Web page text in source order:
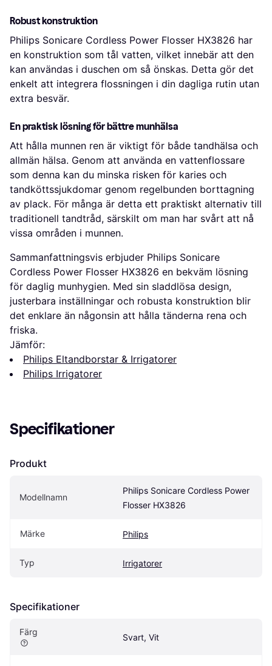
Robust konstruktion
Philips Sonicare Cordless Power Flosser HX3826 har
en konstruktion som tål vatten, vilket innebär att den
kan användas i duschen om så önskas. Detta gör det
enkelt att integrera flossningen i din dagliga rutin utan
extra besvär.
En praktisk lösning för bättre munhälsa
Att hålla munnen ren är viktigt för både tandhälsa och
allmän hälsa. Genom att använda en vattenflossare
som denna kan du minska risken för karies och
tandköttssjukdomar genom regelbunden borttagning
av plack. För många är detta ett praktiskt alternativ till
traditionell tandtråd, särskilt om man har svårt att nå
vissa områden i munnen.
Sammanfattningsvis erbjuder Philips Sonicare
Cordless Power Flosser HX3826 en bekväm lösning
för daglig munhygien. Med sin sladdlösa design,
justerbara inställningar och robusta konstruktion blir
det enklare än någonsin att hålla tänderna rena och
friska.
Jämför:
Philips Eltandborstar & Irrigatorer
Philips Irrigatorer
Specifikationer
Produkt
Modellnamn
Philips Sonicare Cordless Power
Flosser HX3826
Märke Philips
Typ Irrigatorer
Specifikationer
Färg
Svart, Vit